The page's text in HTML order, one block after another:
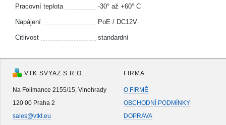
Pracovní teplota -30° až +60° C
Napájení PoE / DC12V
Citlivost standardní
VTK SVYAZ S.R.O.
Na Folimance 2155/15, Vinohrady
120 00 Praha 2
sales@vtkt.eu
FIRMA
O FIRMĚ
OBCHODNÍ PODMÍNKY
DOPRAVA